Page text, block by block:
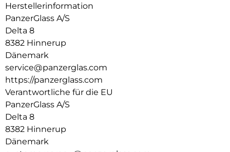
schnellen Zugriff auf unser Online-Anleitungsvideo
beigefügt. Und denk dran: Sobald der Displayschutz
angebracht ist, musst du nie wieder befürchten, dass dein
Display auf den Boden fällt.
Der Displayschutz ist Ultra-Wide Fit, das bedeutet, dass er
die Vorderseite deines Handys abdeckt und eine vollständige
und kristallklare Sicht auf dein Display bietet, während an
den Rändern noch etwas Platz für eine PanzerGlass-Hülle
100 % Berührungsempfindlichkeit = Fühlt sich dank 100%
Berührungsempfindlichkeit wie das Original-Display an.
Gold-Stärke = Goldstärke: Starker Displayschutz, der Dein
Herstellerinformation
PanzerGlass A/S
Delta 8
8382 Hinnerup
Dänemark
service@panzerglas.com
https://panzerglass.com
Verantwortliche für die EU
PanzerGlass A/S
Delta 8
8382 Hinnerup
Dänemark